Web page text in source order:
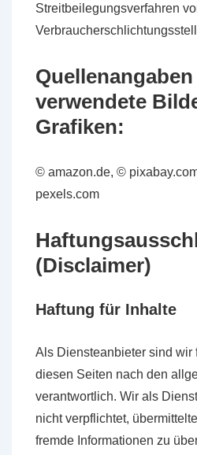
Streitbeilegungsverfahren
verwendete
Grafiken:
© amazon.de, ©
pexels.com
(Disclaimer)
Haftung für Inhalte
Als Diensteanbieter sind wir
diesen Seiten nach den
verantwortlich. Wir als
nicht verpflichtet,
fremde Informationen zu